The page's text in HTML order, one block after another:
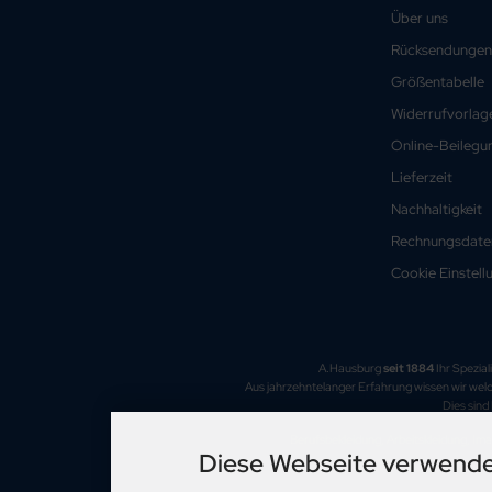
Über uns
Größentabelle
Online-
Lieferzeit
Nachhaltigkeit
Cookie
A.Hausburgseit 1884 Ihr
Aus jahrzehntelanger Erfahrung wissen wir
Dies
Diese Webseite